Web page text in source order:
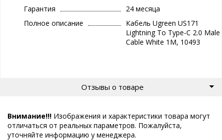
Гарантия
24 месяца
Полное описание
Кабель Ugreen US171
Lightning To Type-C 2.0 Male
Cable White 1M, 10493
Отзывы о товаре
Внимание!!! Изображения и характеристики товара могут
отличаться от реальных параметров. Пожалуйста,
уточняйте информацию у менеджера.